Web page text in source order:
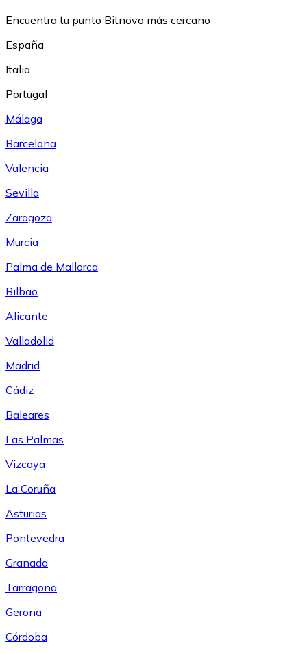
Encuentra tu punto Bitnovo más cercano
España
Italia
Portugal
Málaga
Barcelona
Valencia
Sevilla
Zaragoza
Murcia
Palma de Mallorca
Bilbao
Alicante
Valladolid
Madrid
Cádiz
Baleares
Las Palmas
Vizcaya
La Coruña
Asturias
Pontevedra
Granada
Tarragona
Gerona
Córdoba